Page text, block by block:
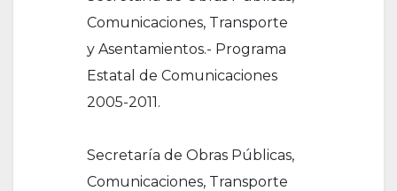
Comunicaciones, Transporte
y Asentamientos.- Programa
Estatal de Comunicaciones
2005-2011.
Secretaría de Obras Públicas,
Comunicaciones, Transporte